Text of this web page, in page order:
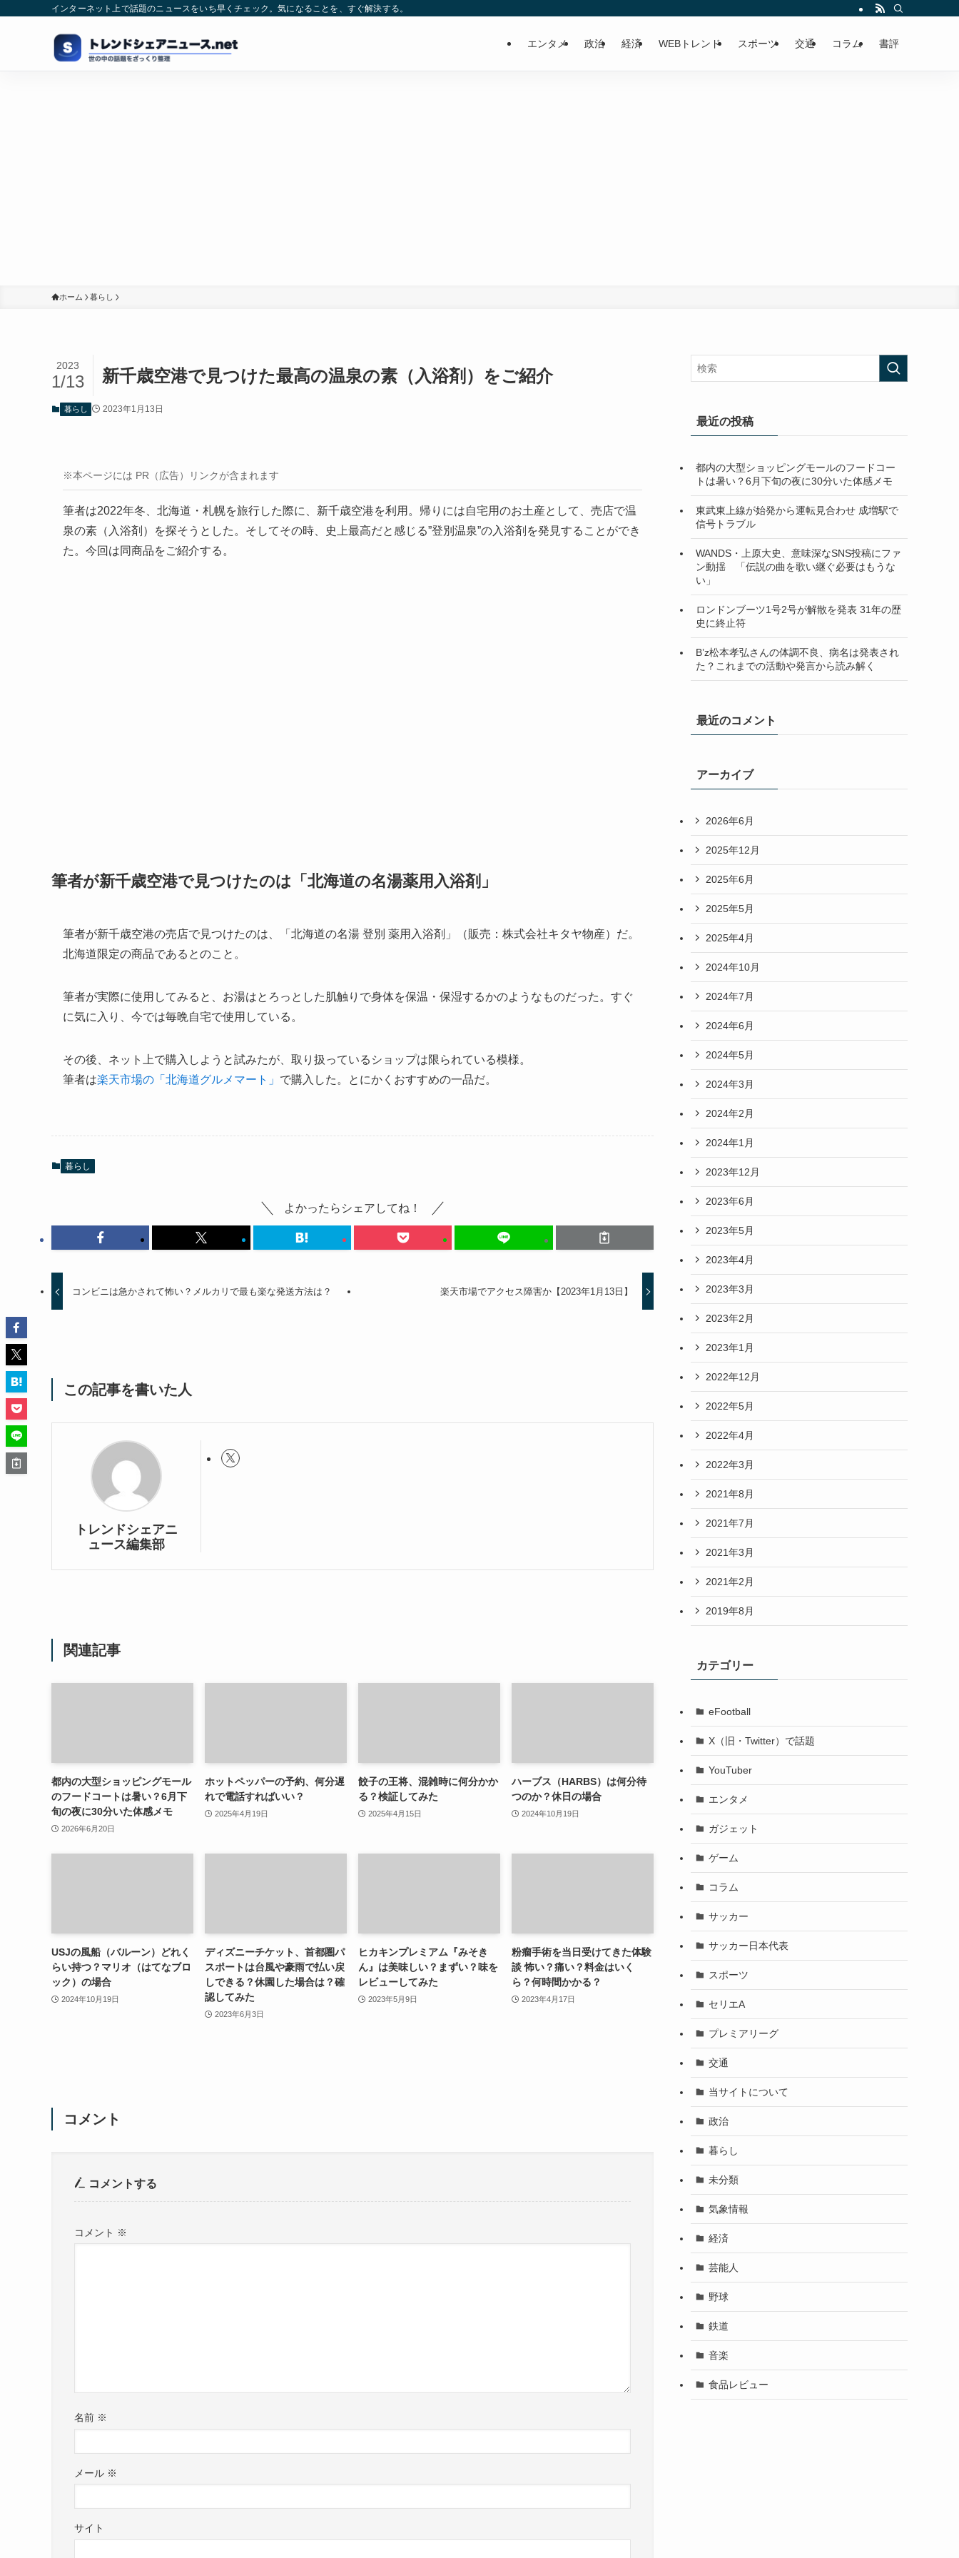
インターネット上で話題のニュースをいち早くチェック。気になることを、すぐ解決する。
エンタメ 政治 経済 WEBトレンド スポーツ 交通 コラム 書評
ホーム 暮らし
新千歳空港で見つけた最高の温泉の素（入浴剤）をご紹介
2023
1/13
暮らし 2023年1月13日
※本ページには PR（広告）リンクが含まれます
筆者は2022年冬、北海道・札幌を旅行した際に、新千歳空港を利用。帰りには自宅用のお土産として、売店で温
泉の素（入浴剤）を探そうとした。そしてその時、史上最高だと感じる”登別温泉”の入浴剤を発見することができ
た。今回は同商品をご紹介する。
筆者が新千歳空港で見つけたのは「北海道の名湯薬用入浴剤」
筆者が新千歳空港の売店で見つけたのは、「北海道の名湯 登別 薬用入浴剤」（販売：株式会社キタヤ物産）だ。
北海道限定の商品であるとのこと。
筆者が実際に使用してみると、お湯はとろっとした肌触りで身体を保温・保湿するかのようなものだった。すぐ
に気に入り、今では毎晩自宅で使用している。
その後、ネット上で購入しようと試みたが、取り扱っているショップは限られている模様。
筆者は楽天市場の「北海道グルメマート」 で購入した。とにかくおすすめの一品だ。
暮らし
よかったらシェアしてね！
コンビニは急かされて怖い？メルカリで最も楽な発送方法は？ 楽天市場でアクセス障害か【2023年1月13日】
この記事を書いた人
トレンドシェアニ
ュース編集部
関連記事
都内の大型ショッピングモール
のフードコートは暑い？6月下
旬の夜に30分いた体感メモ
2026年6月20日
ホットペッパーの予約、何分遅
れで電話すればいい？
2025年4月19日
餃子の王将、混雑時に何分かか
る？検証してみた
2025年4月15日
ハーブス（HARBS）は何分待
つのか？休日の場合
2024年10月19日
USJの風船（バルーン）どれく
らい持つ？マリオ（はてなブロ
ック）の場合
2024年10月19日
ディズニーチケット、首都圏パ
スポートは台風や豪雨で払い戻
しできる？休園した場合は？確
認してみた
2023年6月3日
ヒカキンプレミアム『みそき
ん』は美味しい？まずい？味を
レビューしてみた
2023年5月9日
粉瘤手術を当日受けてきた体験
談 怖い？痛い？料金はいく
ら？何時間かかる？
2023年4月17日
コメント
コメントする
コメント ※
名前 ※
メール ※
サイト
最近の投稿
都内の大型ショッピングモールのフードコー
トは暑い？6月下旬の夜に30分いた体感メモ
東武東上線が始発から運転見合わせ 成増駅で
信号トラブル
WANDS・上原大史、意味深なSNS投稿にファ
ン動揺 「伝説の曲を歌い継ぐ必要はもうな
い」
ロンドンブーツ1号2号が解散を発表 31年の歴
史に終止符
B’z松本孝弘さんの体調不良、病名は発表され
た？これまでの活動や発言から読み解く
最近のコメント
アーカイブ
2026年6月
2025年12月
2025年6月
2025年5月
2025年4月
2024年10月
2024年7月
2024年6月
2024年5月
2024年3月
2024年2月
2024年1月
2023年12月
2023年6月
2023年5月
2023年4月
2023年3月
2023年2月
2023年1月
2022年12月
2022年5月
2022年4月
2022年3月
2021年8月
2021年7月
2021年3月
2021年2月
2019年8月
カテゴリー
eFootball
X（旧・Twitter）で話題
YouTuber
エンタメ
ガジェット
ゲーム
コラム
サッカー
サッカー日本代表
スポーツ
セリエA
プレミアリーグ
交通
当サイトについて
政治
暮らし
未分類
気象情報
経済
芸能人
野球
鉄道
音楽
食品レビュー